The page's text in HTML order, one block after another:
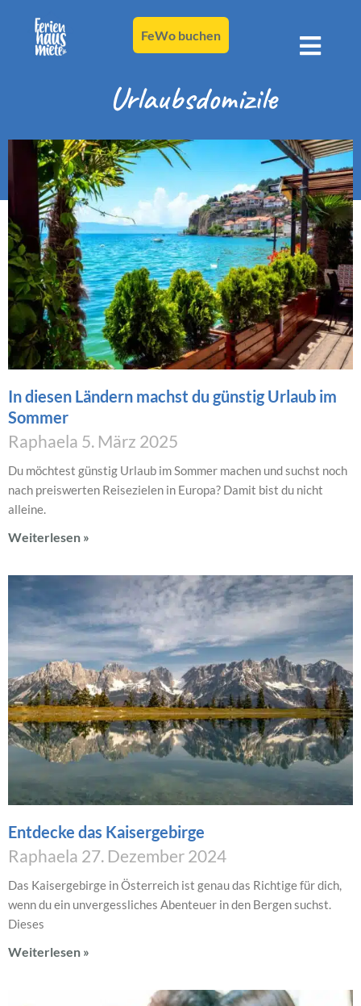
FeWo buchen
Urlaubsdomizile
In diesen Ländern machst du günstig Urlaub im
Sommer
Raphaela 5. März 2025
Du möchtest günstig Urlaub im Sommer machen und suchst noch
nach preiswerten Reisezielen in Europa? Damit bist du nicht
alleine.
Weiterlesen »
Entdecke das Kaisergebirge
Raphaela 27. Dezember 2024
Das Kaisergebirge in Österreich ist genau das Richtige für dich,
wenn du ein unvergessliches Abenteuer in den Bergen suchst.
Dieses
Weiterlesen »